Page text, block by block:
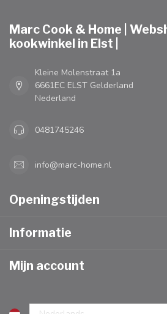
Marc Cook & Home |
kookwinkel in Elst |
Kleine Molenstraat 1a
6661EC ELST Gelderland
Nederland
0481745246
info@marc-home.nl
Openingstijden
Informatie
Mijn account